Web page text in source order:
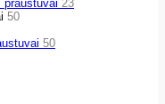
praustuvai 23
50
50